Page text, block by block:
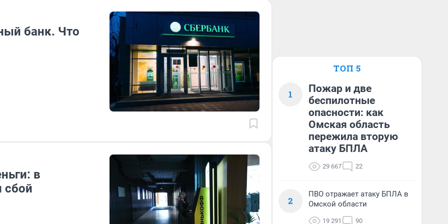
банк. Что
в
сбой
ТОП 5
1
Пожар и две
беспилотные
опасности: как
Омская область
пережила вторую
атаку БПЛА
29 667 22
2
ПВО отражает атаку БПЛА в
Омской области
19 291 90